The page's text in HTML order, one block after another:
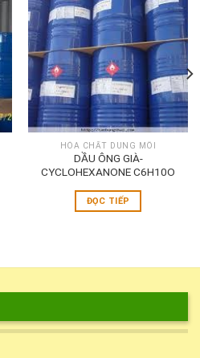
HÓA CHẤT DUNG MÔI
DẦU ÔNG GIÀ-
CYCLOHEXANONE C6H10O
ĐỌC TIẾP